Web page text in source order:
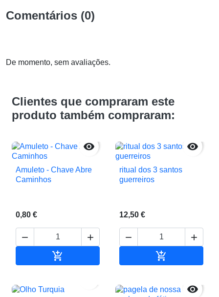
Comentários (0)
De momento, sem avaliações.
Clientes que compraram este
produto também compraram:

Amuleto - Chave Abre
Caminhos
0,80 €
 


ritual dos 3 santos
guerreiros
12,50 €
 

